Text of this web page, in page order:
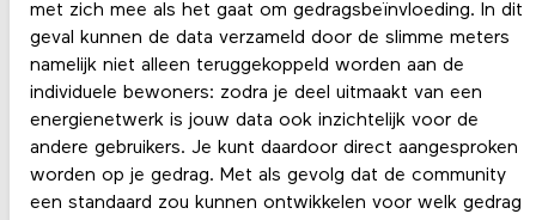
met zich mee als het gaat om gedragsbeïnvloeding. In dit
geval kunnen de data verzameld door de slimme meters
namelijk niet alleen teruggekoppeld worden aan de
individuele bewoners: zodra je deel uitmaakt van een
energienetwerk is jouw data ook inzichtelijk voor de
andere gebruikers. Je kunt daardoor direct aangesproken
worden op je gedrag. Met als gevolg dat de community
een standaard zou kunnen ontwikkelen voor welk gedrag